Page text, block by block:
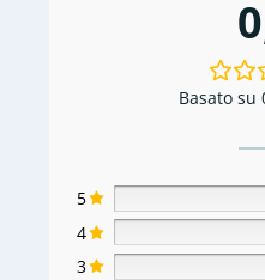
Basato su
5
4
3